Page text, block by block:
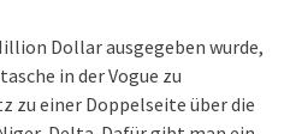
Dollar ausgegeben wurde,
in der Vogue zu
zu einer Doppelseite über die